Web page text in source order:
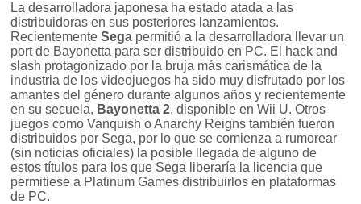
La desarrolladora japonesa ha estado atada a las
distribuidoras en sus posteriores lanzamientos.
RecientementeSega permitió a la desarrolladora llevar un
port de Bayonetta para ser distribuido en PC. El hack and
slash protagonizado por la bruja más carismática de la
industria de los videojuegos ha sido muy disfrutado por los
amantes del género durante algunos años y recientemente
en su secuela, Bayonetta 2, disponible en Wii U. Otros
juegos como Vanquish o Anarchy Reigns también fueron
distribuidos por Sega, por lo que se comienza a rumorear
(sin noticias oficiales) la posible llegada de alguno de
estos títulos para los que Sega liberaría la licencia que
permitiese a Platinum Games distribuirlos en plataformas
de PC.